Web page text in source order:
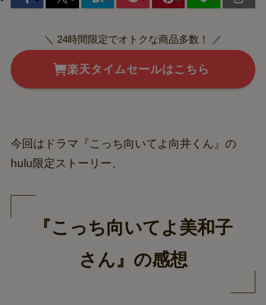
＼ 24時間限定でオトクな商品多数！ ／
楽天タイムセールはこちら
今回はドラマ『こっち向いてよ向井くん』の
hulu限定ストーリー、
『こっち向いてよ美和子
さん』の感想